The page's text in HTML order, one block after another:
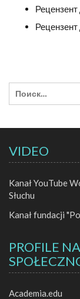
VIDEO
Kanał YouTube
Słuchu
Kanał fundacji
PROFILE
Academia.edu